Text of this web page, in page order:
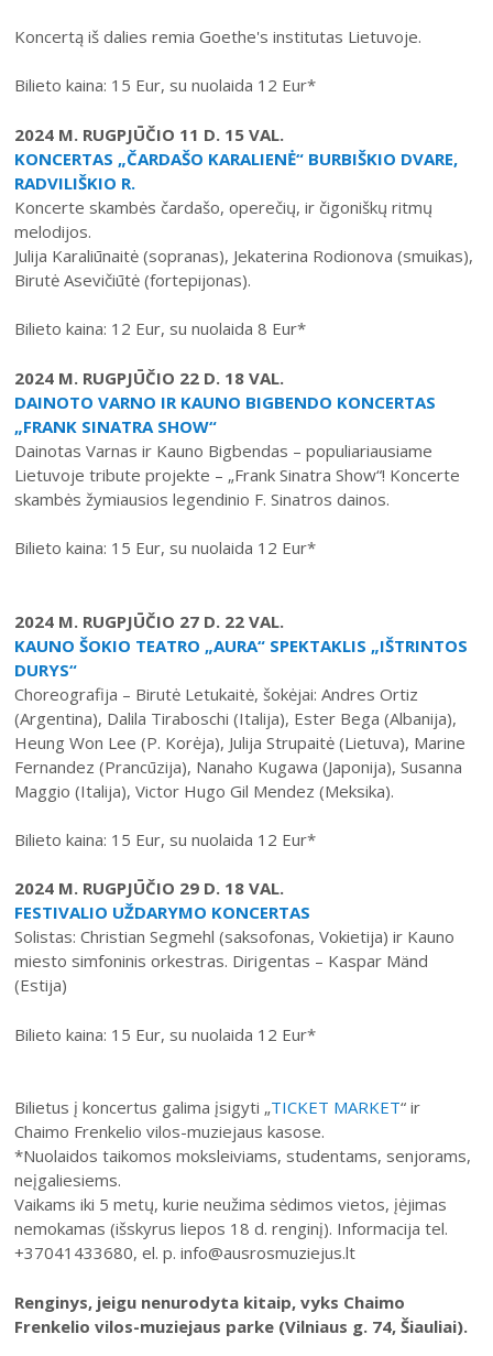
Koncertą iš dalies remia Goethe's institutas Lietuvoje.
Bilieto kaina: 15 Eur, su nuolaida 12 Eur*
2024 M. RUGPJŪČIO 11 D. 15 VAL.
KONCERTAS „ČARDAŠO KARALIENĖ“ BURBIŠKIO DVARE,
RADVILIŠKIO R.
Koncerte skambės čardašo, operečių, ir čigoniškų ritmų
melodijos.
Julija Karaliūnaitė (sopranas), Jekaterina Rodionova (smuikas),
Birutė Asevičiūtė (fortepijonas).
Bilieto kaina: 12 Eur, su nuolaida 8 Eur*
2024 M. RUGPJŪČIO 22 D. 18 VAL.
DAINOTO VARNO IR KAUNO BIGBENDO KONCERTAS
„FRANK SINATRA SHOW“
Dainotas Varnas ir Kauno Bigbendas – populiariausiame
Lietuvoje tribute projekte – „Frank Sinatra Show“! Koncerte
skambės žymiausios legendinio F. Sinatros dainos.
Bilieto kaina: 15 Eur, su nuolaida 12 Eur*
2024 M. RUGPJŪČIO 27 D. 22 VAL.
KAUNO ŠOKIO TEATRO „AURA“ SPEKTAKLIS „IŠTRINTOS
DURYS“
Choreografija – Birutė Letukaitė, šokėjai: Andres Ortiz
(Argentina), Dalila Tiraboschi (Italija), Ester Bega (Albanija),
Heung Won Lee (P. Korėja), Julija Strupaitė (Lietuva), Marine
Fernandez (Prancūzija), Nanaho Kugawa (Japonija), Susanna
Maggio (Italija), Victor Hugo Gil Mendez (Meksika).
Bilieto kaina: 15 Eur, su nuolaida 12 Eur*
2024 M. RUGPJŪČIO 29 D. 18 VAL.
FESTIVALIO UŽDARYMO KONCERTAS
Solistas: Christian Segmehl (saksofonas, Vokietija) ir Kauno
miesto simfoninis orkestras. Dirigentas – Kaspar Mänd
(Estija)
Bilieto kaina: 15 Eur, su nuolaida 12 Eur*
Bilietus į koncertus galima įsigyti „TICKET MARKET“ ir
Chaimo Frenkelio vilos-muziejaus kasose.
*Nuolaidos taikomos moksleiviams, studentams, senjorams,
neįgaliesiems.
Vaikams iki 5 metų, kurie neužima sėdimos vietos, įėjimas
nemokamas (išskyrus liepos 18 d. renginį). Informacija tel.
+37041433680, el. p. info@ausrosmuziejus.lt
Renginys, jeigu nenurodyta kitaip, vyks Chaimo
Frenkelio vilos-muziejaus parke (Vilniaus g. 74, Šiauliai).